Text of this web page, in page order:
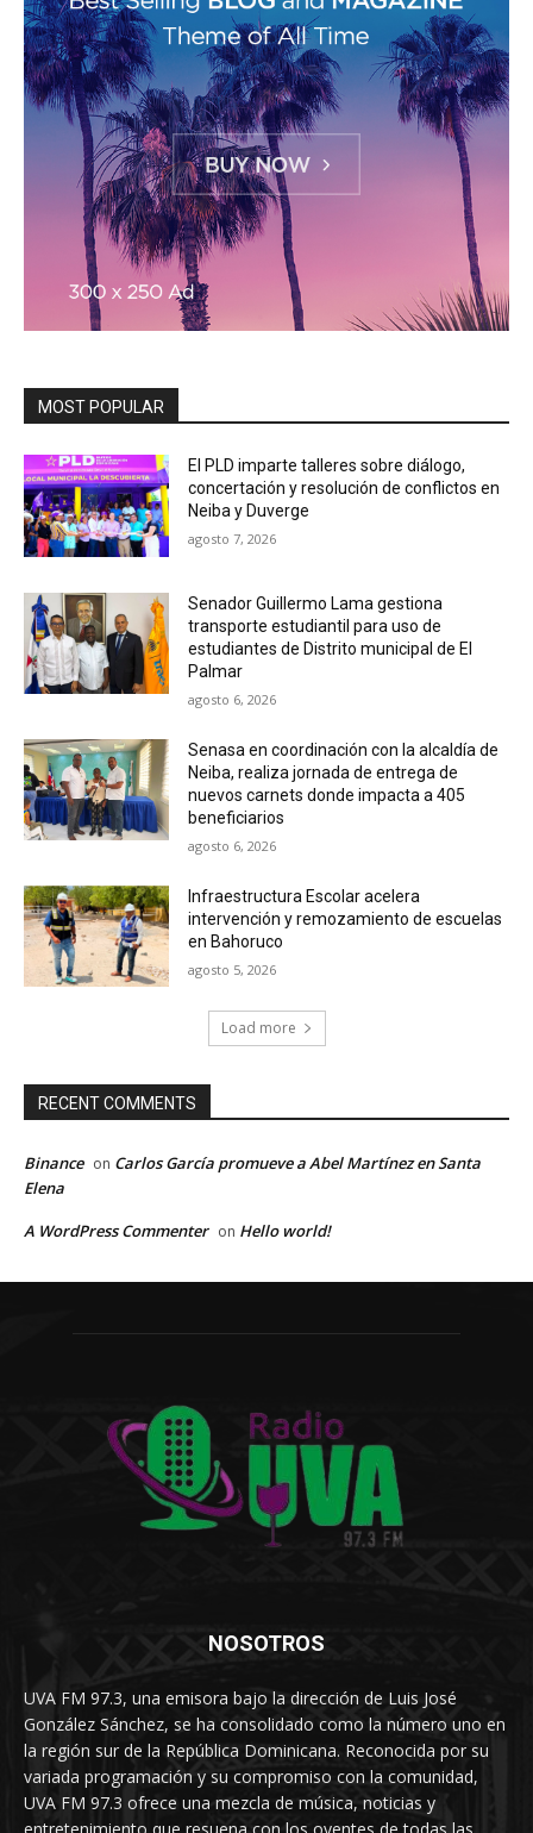
MOST POPULAR
El PLD imparte talleres sobre diálogo,
concertación y resolución de conflictos en
Neiba y Duverge
agosto 7, 2026
Senador Guillermo Lama gestiona
transporte estudiantil para uso de
estudiantes de Distrito municipal de El
Palmar
agosto 6, 2026
Senasa en coordinación con la alcaldía de
Neiba, realiza jornada de entrega de
nuevos carnets donde impacta a 405
beneficiarios
agosto 6, 2026
Infraestructura Escolar acelera
intervención y remozamiento de escuelas
en Bahoruco
agosto 5, 2026
Load more
RECENT COMMENTS
Binance on Carlos García promueve a Abel Martínez en Santa
Elena
A WordPress Commenter on Hello world!
NOSOTROS
UVA FM 97.3, una emisora bajo la dirección de Luis José
González Sánchez, se ha consolidado como la número uno en
la región sur de la República Dominicana. Reconocida por su
variada programación y su compromiso con la comunidad,
UVA FM 97.3 ofrece una mezcla de música, noticias y